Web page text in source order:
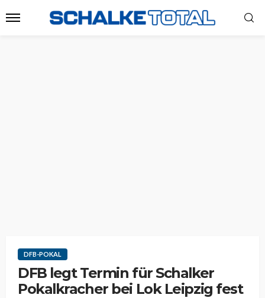
DFB-POKAL
DFB legt Termin für Schalker
Pokalkracher bei Lok Leipzig fest